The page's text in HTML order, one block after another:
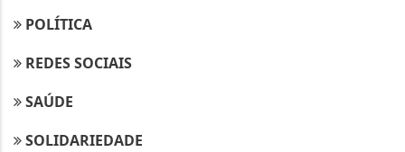
POLÍTICA
REDES SOCIAIS
SAÚDE
SOLIDARIEDADE